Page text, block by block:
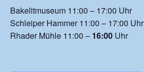
Bakelitmuseum 11:00 – 17:00 Uhr
Schleiper Hammer 11:00 – 17:00 Uhr
Rhader Mühle 11:00 – 16:00 Uhr